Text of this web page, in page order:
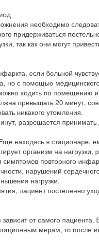
необходимо
придерживаться
так как они могут
если больной
но с помощью
ходить по помещению
превышать 20 минут,
никакого утомления.
разрешается
находясь в стационаре,
организм на
повторного
нарушений
нагрузки.
пациент постепенно
от самого
мерам, то после